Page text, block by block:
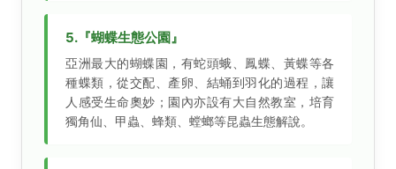
5.『蝴蝶生態公園』
亞洲最大的蝴蝶園，有蛇頭蛾、鳳蝶、黃蝶等各
種蝶類，從交配、產卵、結蛹到羽化的過程，讓
人感受生命奧妙；園內亦設有大自然教室，培育
獨角仙、甲蟲、蜂類、螳螂等昆蟲生態解說。